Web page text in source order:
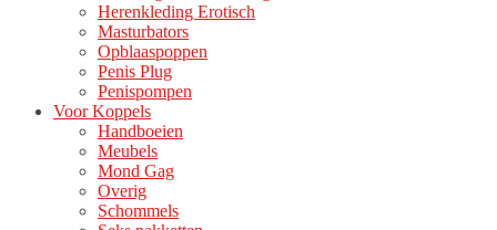
Herenkleding Erotisch
Masturbators
Opblaaspoppen
Penis Plug
Penispompen
Voor Koppels
Handboeien
Meubels
Mond Gag
Overig
Schommels